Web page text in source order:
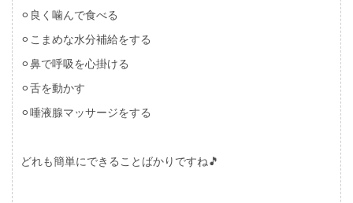
⚪︎良く噛んで食べる
⚪︎こまめな水分補給をする
⚪︎鼻で呼吸を心掛ける
⚪︎舌を動かす
⚪︎唾液腺マッサージをする
どれも簡単にできることばかりですね🎵